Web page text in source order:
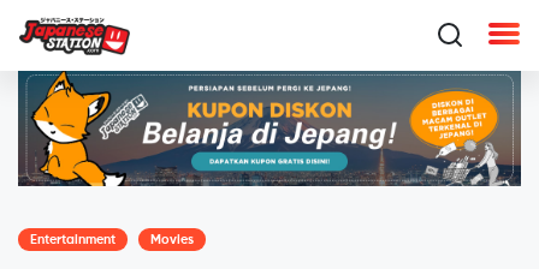
Entertainment Movies